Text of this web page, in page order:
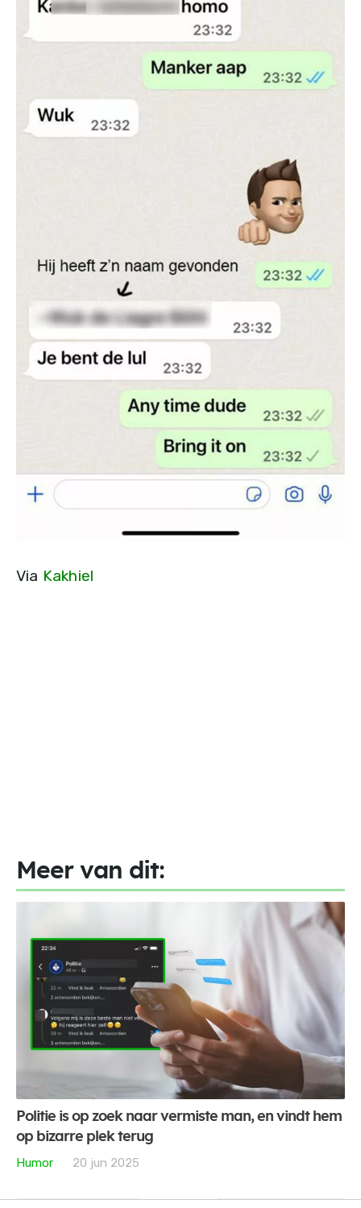
Via Kakhiel
Meer van dit:
Politie is op zoek naar vermiste man, en vindt hem
op bizarre plek terug
Humor
20 jun 2025